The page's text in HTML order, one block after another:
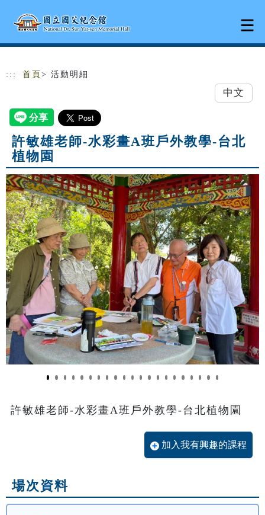
::: 首頁 > 活動明細
中文
許敏雄老師-水彩畫A班戶外教學-台北
植物園
許敏雄老師-水彩畫A班戶外教學-台北植物園
加入我有興趣的課程
場次資料